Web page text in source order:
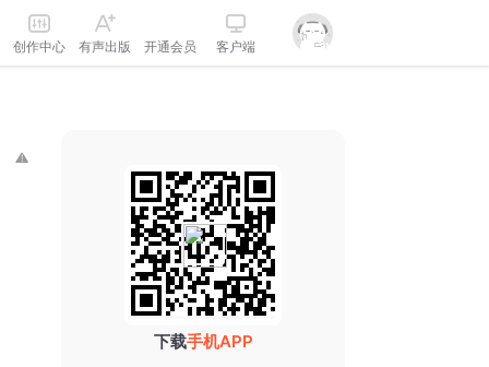
创作中心 有声出版 开通会员 客户端
下载手机APP